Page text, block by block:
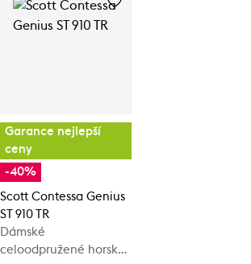
Garance nejlepší
ceny
-40%
Scott Contessa Genius
ST 910 TR
Dámské
celoodpružené horské